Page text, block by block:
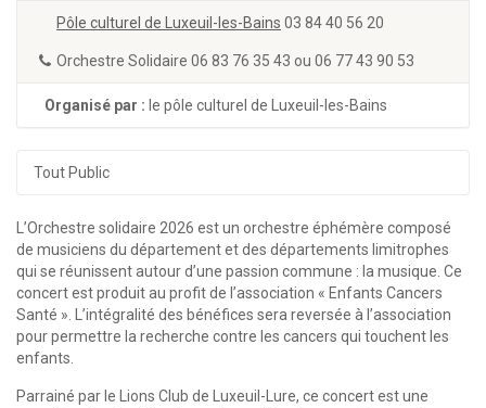
Pôle culturel de Luxeuil-les-Bains 03 84 40 56 20
Orchestre Solidaire 06 83 76 35 43 ou 06 77 43 90 53
Organisé par : le pôle culturel de Luxeuil-les-Bains
Tout Public
L’Orchestre solidaire 2026 est un orchestre éphémère composé
de musiciens du département et des départements limitrophes
qui se réunissent autour d’une passion commune : la musique. Ce
concert est produit au profit de l’association « Enfants Cancers
Santé ». L’intégralité des bénéfices sera reversée à l’association
pour permettre la recherche contre les cancers qui touchent les
enfants.
Parrainé par le Lions Club de Luxeuil-Lure, ce concert est une